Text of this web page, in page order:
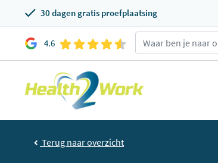
30 dagen gratis proefplaatsing
4.6
Terug naar overzicht